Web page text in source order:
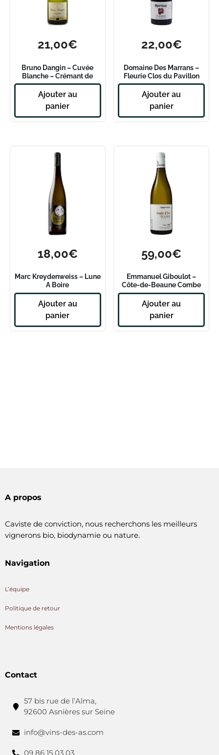
21,00€
Bruno Dangin – Cuvée
Blanche – Crémant de
Bourgogne
Ajouter au
panier
22,00€
Domaine Des Marrans –
Fleurie Clos du Pavillon
Monopole 2022
Ajouter au
panier
18,00€
Marc Kreydenweiss – Lune
A Boire
Ajouter au
panier
59,00€
Emmanuel Giboulot –
Côte-de-Beaune Combe
D’Eve 2020
Ajouter au
panier
A propos
Caviste de conviction, nous recherchons les meilleurs
vignerons bio, biodynamie ou nature.
Navigation
L’équipe
Politique de retour
Mentions légales
Contact
57 bis rue de l’Alma,
92600 Asnières sur Seine
info@vins-des-as.com
09 86 15 03 03